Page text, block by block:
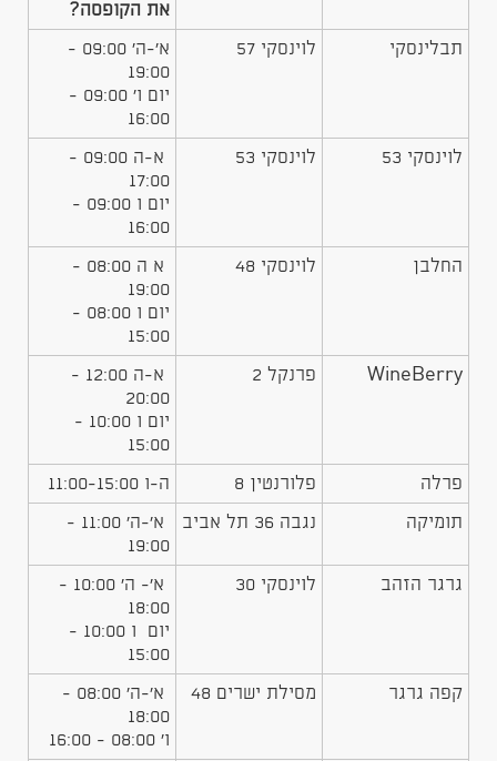
את הקופסה?
​תבלינסקי ​לוינסקי 57
​א'-ה' 09:00 -
19:00
יום ו' 09:00 -
16:00
לוינסקי 53 לוינסקי 53
א-ה 09:00 -
17:00
יום ו 09:00 -
16:00
החלבן לוינסקי 48
א ה 08:00 -
19:00
יום ו 08:00 -
15:00
WineBerry פרנקל 2
א-ה 12:00 -
20:00
יום ו 10:00 -
15:00
פרלה פלורנטין 8 ה-ו 11:00-15:00
תומיקה נגבה 36 תל אביב
א'-ה' 11:00 -
19:00
גרגר הזהב לוינסקי 30
א'- ה' 10:00 -
18:00
יום ו 10:00 -
15:00
קפה גרגר מסילת ישרים 48
א'-ה' 08:00 -
18:00
ו' 08:00 - 16:00